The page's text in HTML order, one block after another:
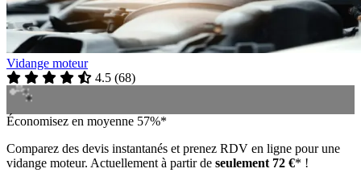
Vidange moteur
4.5 (68)
Économisez en moyenne 57%*
Comparez des devis instantanés et prenez RDV en ligne pour une
vidange moteur. Actuellement à partir de seulement 72 €* !